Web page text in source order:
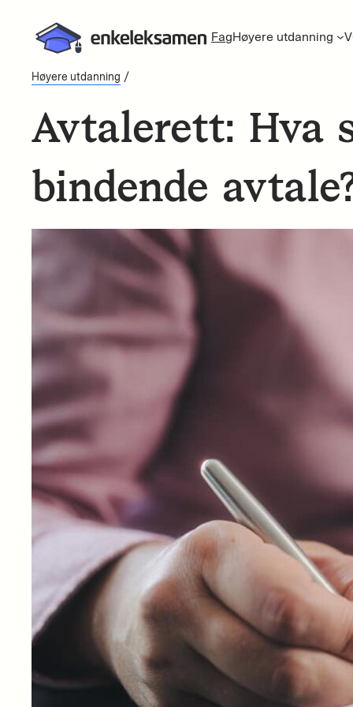
FagHøyere utdanning
Høyere utdanning /
Avtalerett: Hva
bindende